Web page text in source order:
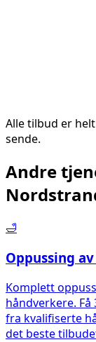
Alle tilbud er
sende.
Andre
🛁
Oppussing
Komplett
håndverkere.
fra kvalifiserte
det beste